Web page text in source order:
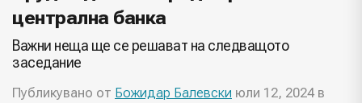
централна банка
Важни неща ще се решават на следващото
заседание
Публикувано от Божидар Балевски юли 12, 2024 в